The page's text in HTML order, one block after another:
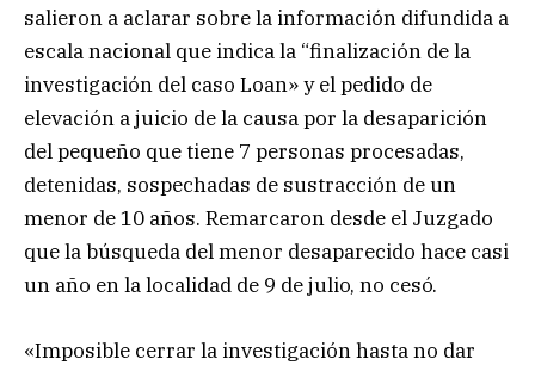
salieron a aclarar sobre la información difundida a
escala nacional que indica la “finalización de la
investigación del caso Loan» y el pedido de
elevación a juicio de la causa por la desaparición
del pequeño que tiene 7 personas procesadas,
detenidas, sospechadas de sustracción de un
menor de 10 años. Remarcaron desde el Juzgado
que la búsqueda del menor desaparecido hace casi
un año en la localidad de 9 de julio, no cesó.
«Imposible cerrar la investigación hasta no dar